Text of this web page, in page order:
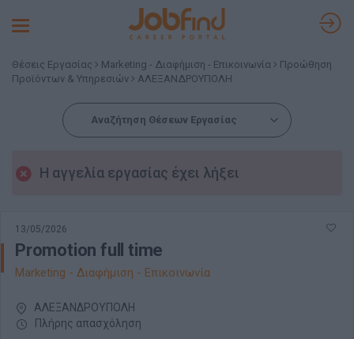
Toggle
Θέσεις Εργασίας Marketing - Διαφήμιση - Επικοινωνία
Προώθηση
Προϊόντων & Υπηρεσιών
ΑΛΕΞΑΝΔΡΟΥΠΟΛΗ
Αναζήτηση Θέσεων Εργασίας
Η αγγελία εργασίας έχει λήξει
13/05/2026
Promotion full time
Marketing - Διαφήμιση - Επικοινωνία
ΑΛΕΞΑΝΔΡΟΥΠΟΛΗ
Πλήρης απασχόληση